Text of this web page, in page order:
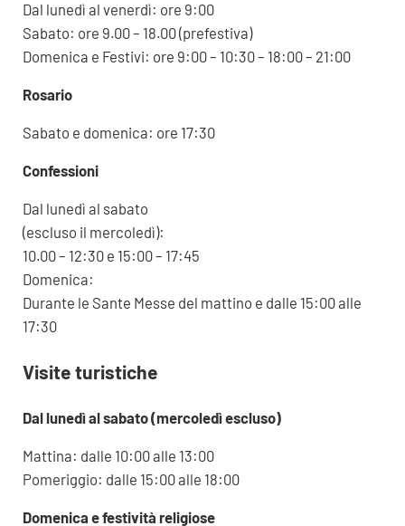
Dal lunedì al venerdì: ore 9:00
Sabato: ore 9.00 – 18.00 (prefestiva)
Domenica e Festivi: ore 9:00 – 10:30 – 18:00 – 21:00
Rosario
Sabato e domenica: ore 17:30
Confessioni
Dal lunedì al sabato
(escluso il mercoledì):
10.00 – 12:30 e 15:00 – 17:45
Domenica:
Durante le Sante Messe del mattino e dalle 15:00 alle
17:30
Visite turistiche
Dal lunedì al sabato (mercoledì escluso)
Mattina: dalle 10:00 alle 13:00
Pomeriggio: dalle 15:00 alle 18:00
Domenica e festività religiose